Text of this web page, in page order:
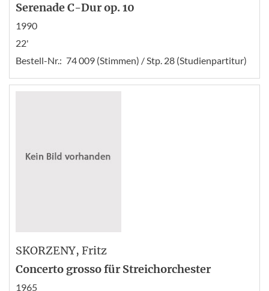
Serenade C-Dur op. 10
1990
22'
Bestell-Nr.: 74 009 (Stimmen) / Stp. 28 (Studienpartitur)
SKORZENY, Fritz
Concerto grosso für Streichorchester
1965